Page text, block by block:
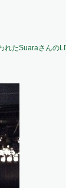
れたSuaraさんの